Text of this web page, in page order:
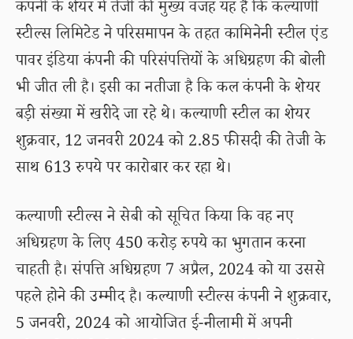
कंपनी के शेयर में तेजी की मुख्य वजह यह है कि कल्याणी
स्टील्स लिमिटेड ने परिसमापन के तहत कामिनेनी स्टील एंड
पावर इंडिया कंपनी की परिसंपत्तियों के अधिग्रहण की बोली
भी जीत ली है। इसी का नतीजा है कि कल कंपनी के शेयर
बड़ी संख्या में खरीदे जा रहे थे। कल्याणी स्टील का शेयर
शुक्रवार, 12 जनवरी 2024 को 2.85 फीसदी की तेजी के
साथ 613 रुपये पर कारोबार कर रहा थे।
कल्याणी स्टील्स ने सेबी को सूचित किया कि वह नए
अधिग्रहण के लिए 450 करोड़ रुपये का भुगतान करना
चाहती है। संपत्ति अधिग्रहण 7 अप्रैल, 2024 को या उससे
पहले होने की उम्मीद है। कल्याणी स्टील्स कंपनी ने शुक्रवार,
5 जनवरी, 2024 को आयोजित ई-नीलामी में अपनी